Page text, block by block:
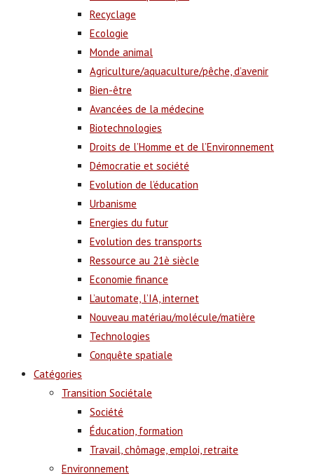
Recyclage
Ecologie
Monde animal
Agriculture/aquaculture/pêche, d’avenir
Bien-être
Avancées de la médecine
Biotechnologies
Droits de l’Homme et de l’Environnement
Démocratie et société
Evolution de l’éducation
Urbanisme
Energies du futur
Evolution des transports
Ressource au 21è siècle
Economie finance
L’automate, l’IA, internet
Nouveau matériau/molécule/matière
Technologies
Conquête spatiale
Catégories
Transition Sociétale
Société
Éducation, formation
Travail, chômage, emploi, retraite
Environnement